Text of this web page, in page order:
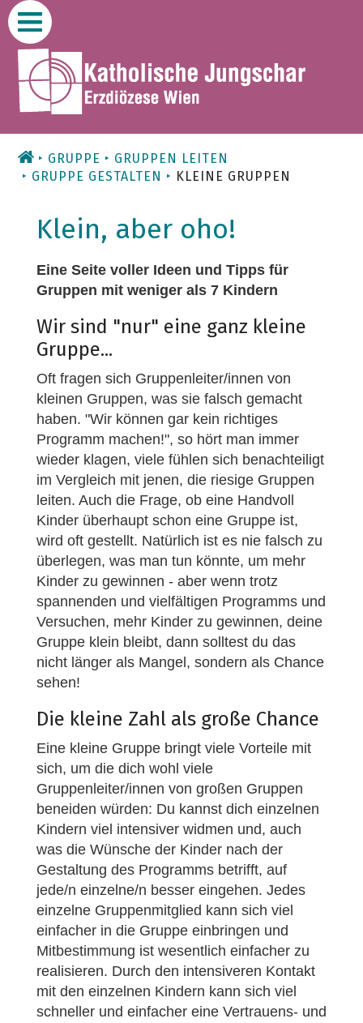
Zum
Inhalt
GRUPPE
GRUPPEN LEITEN
GRUPPE GESTALTEN
KLEINE GRUPPEN
Klein, aber oho!
Eine Seite voller Ideen und Tipps für
Gruppen mit weniger als 7 Kindern
Wir sind "nur" eine ganz kleine
Gruppe...
Oft fragen sich Gruppenleiter/innen von
kleinen Gruppen, was sie falsch gemacht
haben. "Wir können gar kein richtiges
Programm machen!", so hört man immer
wieder klagen, viele fühlen sich benachteiligt
im Vergleich mit jenen, die riesige Gruppen
leiten. Auch die Frage, ob eine Handvoll
Kinder überhaupt schon eine Gruppe ist,
wird oft gestellt. Natürlich ist es nie falsch zu
überlegen, was man tun könnte, um mehr
Kinder zu gewinnen - aber wenn trotz
spannenden und vielfältigen Programms und
Versuchen, mehr Kinder zu gewinnen, deine
Gruppe klein bleibt, dann solltest du das
nicht länger als Mangel, sondern als Chance
sehen!
Die kleine Zahl als große Chance
Eine kleine Gruppe bringt viele Vorteile mit
sich, um die dich wohl viele
Gruppenleiter/innen von großen Gruppen
beneiden würden: Du kannst dich einzelnen
Kindern viel intensiver widmen und, auch
was die Wünsche der Kinder nach der
Gestaltung des Programms betrifft, auf
jede/n einzelne/n besser eingehen. Jedes
einzelne Gruppenmitglied kann sich viel
einfacher in die Gruppe einbringen und
Mitbestimmung ist wesentlich einfacher zu
realisieren. Durch den intensiveren Kontakt
mit den einzelnen Kindern kann sich viel
schneller und einfacher eine Vertrauens- und